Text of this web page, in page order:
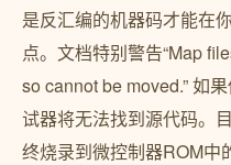
是反汇编的机器码才能在
点。文档特别警告“Map
so cannot be moved.” 如
试器将无法找到源代码。
终烧录到微控制器ROM中